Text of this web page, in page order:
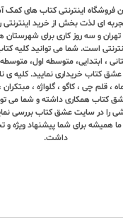
فروشگاه اینترنتی کتاب های کمک
ای لذت بخش از خرید اینترنتی
برای تهران و سه روز کاری برای
است. شما می توانید کلیه
، ابتدایی، متوسطه اول،
کتاب خریداری نمایید. کلیه ی
، قلم چی ، کاگو ، گلواژه ،
کتاب همکاری داشته و شما می
را در سایت عشق کتاب بررسی
همیشه برای شما پیشنهاد ویژه
داشت.